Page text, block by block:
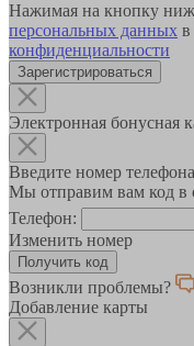
Нажимая на кнопку
персональных данных в
конфиденциальности
Зарегистрироваться
Электронная бонусная
Введите номер телефона
Мы отправим вам код в
Телефон:
Изменить номер
Возникли проблемы?
Добавление карты